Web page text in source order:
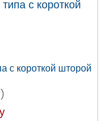
с короткой